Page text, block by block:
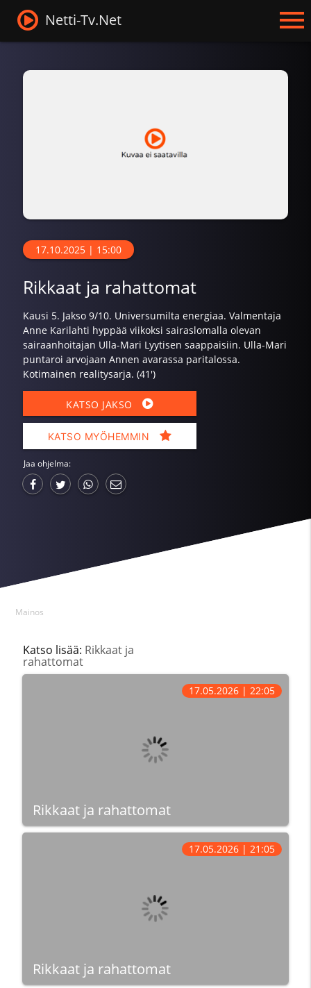
Netti-Tv.Net
17.10.2025 | 15:00
Rikkaat ja rahattomat
Kausi 5. Jakso 9/10. Universumilta energiaa. Valmentaja
Anne Karilahti hyppää viikoksi sairaslomalla olevan
sairaanhoitajan Ulla-Mari Lyytisen saappaisiin. Ulla-Mari
puntaroi arvojaan Annen avarassa paritalossa.
Kotimainen realitysarja. (41')
KATSO JAKSO
KATSO MYÖHEMMIN
Jaa ohjelma:
Mainos
Katso lisää: Rikkaat ja
rahattomat
Rikkaat ja rahattomat
17.05.2026 | 22:05
Rikkaat ja rahattomat
17.05.2026 | 21:05